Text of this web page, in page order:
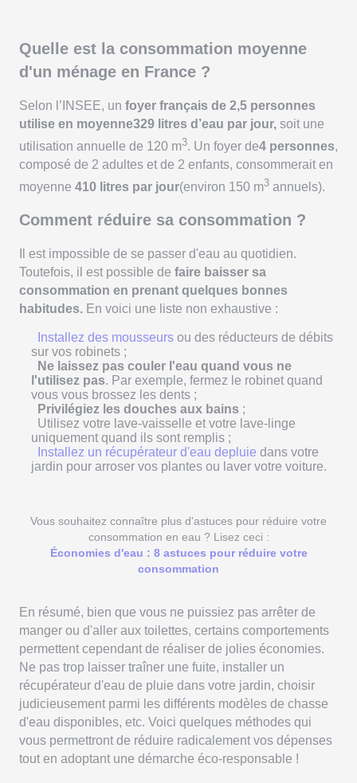
Quelle est la consommation moyenne
d'un ménage en France ?
Selon l’INSEE, un foyer français de 2,5 personnes
utilise en moyenne329 litres d’eau par jour, soit une
utilisation annuelle de 120 m3. Un foyer de4 personnes,
composé de 2 adultes et de 2 enfants, consommerait en
moyenne 410 litres par jour(environ 150 m3 annuels).
Comment réduire sa consommation ?
Il est impossible de se passer d'eau au quotidien.
Toutefois, il est possible de faire baisser sa
consommation en prenant quelques bonnes
habitudes. En voici une liste non exhaustive :
Installez des mousseurs ou des réducteurs de débits
sur vos robinets ;
Ne laissez pas couler l'eau quand vous ne
l'utilisez pas. Par exemple, fermez le robinet quand
vous vous brossez les dents ;
Privilégiez les douches aux bains ;
Utilisez votre lave-vaisselle et votre lave-linge
uniquement quand ils sont remplis ;
Installez un récupérateur d'eau depluie dans votre
jardin pour arroser vos plantes ou laver votre voiture.
Vous souhaitez connaître plus d'astuces pour réduire votre
consommation en eau ? Lisez ceci :
Économies d'eau : 8 astuces pour réduire votre
consommation
En résumé, bien que vous ne puissiez pas arrêter de
manger ou d'aller aux toilettes, certains comportements
permettent cependant de réaliser de jolies économies.
Ne pas trop laisser traîner une fuite, installer un
récupérateur d'eau de pluie dans votre jardin, choisir
judicieusement parmi les différents modèles de chasse
d'eau disponibles, etc. Voici quelques méthodes qui
vous permettront de réduire radicalement vos dépenses
tout en adoptant une démarche éco-responsable !